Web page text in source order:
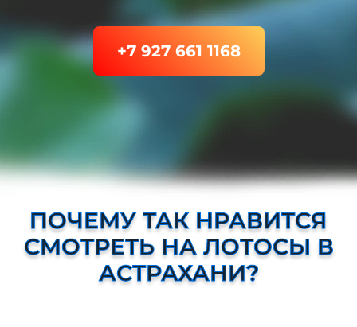
+7 927 661 1168
ПОЧЕМУ ТАК НРАВИТСЯ
СМОТРЕТЬ НА ЛОТОСЫ В
АСТРАХАНИ?